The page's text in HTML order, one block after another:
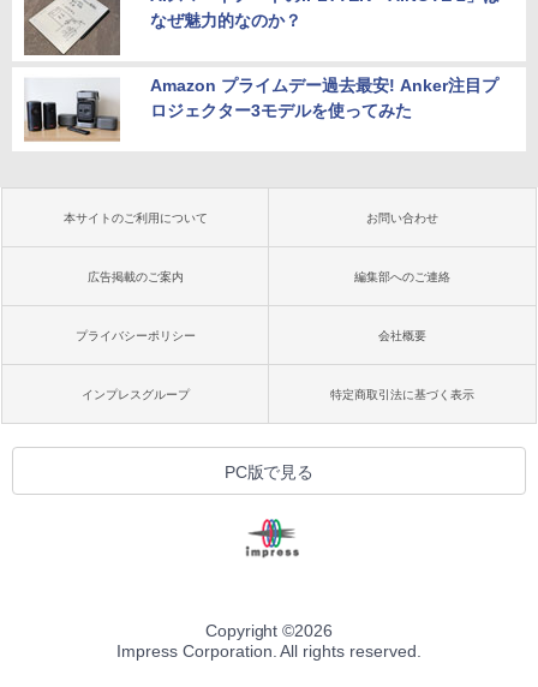
なぜ魅力的なのか？
Amazon プライムデー過去最安! Anker注目プ
ロジェクター3モデルを使ってみた
本サイトのご利用について お問い合わせ
広告掲載のご案内 編集部へのご連絡
プライバシーポリシー 会社概要
インプレスグループ 特定商取引法に基づく表示
PC版で見る
Copyright ©2026
Impress Corporation. All rights reserved.